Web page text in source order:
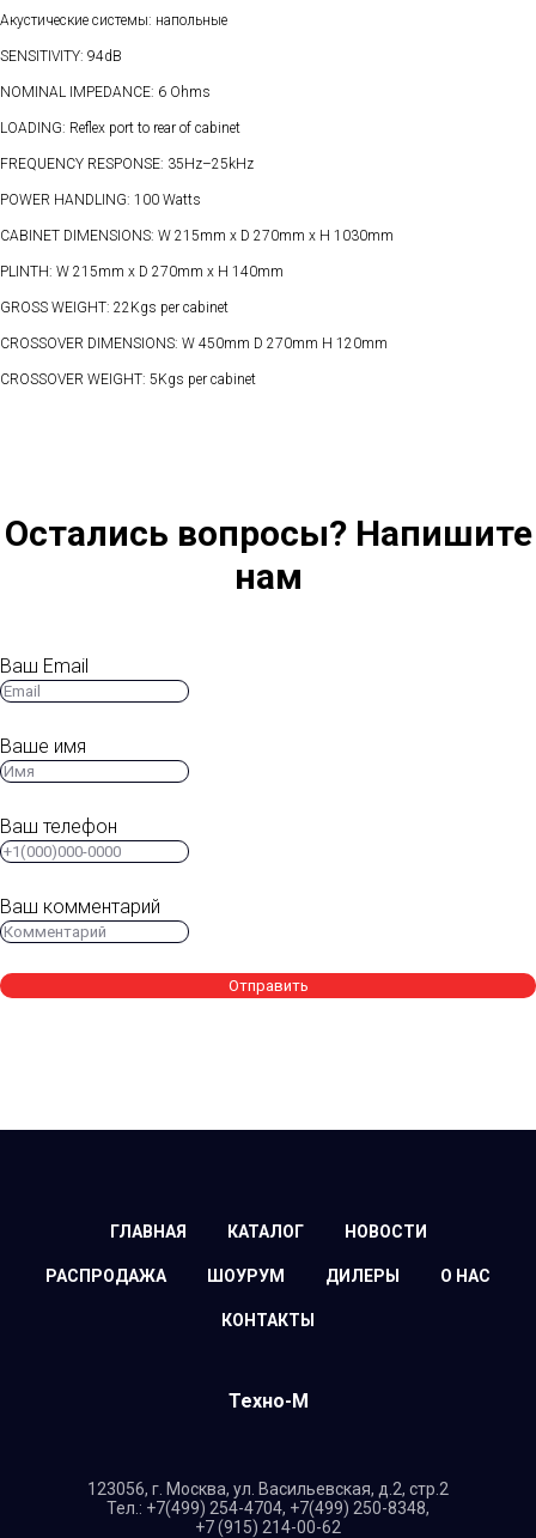
Акустические системы: напольные
SENSITIVITY: 94dB
NOMINAL IMPEDANCE: 6 Ohms
LOADING: Reflex port to rear of cabinet
FREQUENCY RESPONSE: 35Hz–25kHz
POWER HANDLING: 100 Watts
CABINET DIMENSIONS: W 215mm x D 270mm x H 1030mm
PLINTH: W 215mm x D 270mm x H 140mm
GROSS WEIGHT: 22Kgs per cabinet
CROSSOVER DIMENSIONS: W 450mm D 270mm H 120mm
CROSSOVER WEIGHT: 5Kgs per cabinet
Остались вопросы? Напишите
нам
Ваш Email
Ваше имя
Ваш телефон
Ваш комментарий
Отправить
ГЛАВНАЯ КАТАЛОГ НОВОСТИ
РАСПРОДАЖА ШОУРУМ ДИЛЕРЫ О НАС
КОНТАКТЫ
Техно-М
123056, г. Москва, ул. Васильевская, д.2, стр.2
Тел.: +7(499) 254-4704, +7(499) 250-8348,
+7 (915) 214-00-62